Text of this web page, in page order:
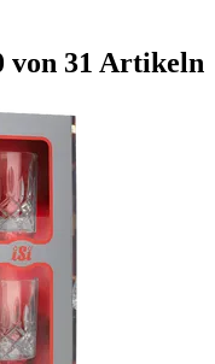
von 31 Artikeln